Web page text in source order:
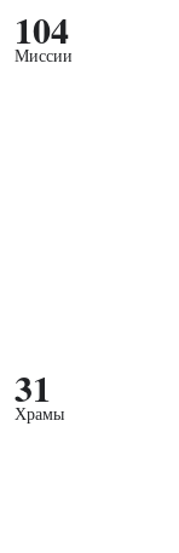
104
Миссии
31
Храмы